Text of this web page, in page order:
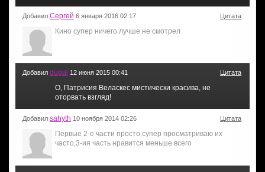
Добавил Сергей 6 января 2016 02:17 Цитата
Кино супер ничего лучше не смотрел
Добавил dugal 12 июня 2015 00:41 Цитата
О, Патрисия Веласкес мистически красива, не
оторвать взгляд!
Добавил sahyth 10 ноября 2014 02:26 Цитата
Первые 2-е части просто супер просматриваю их
часто,3-ия часть нравится меньше всего